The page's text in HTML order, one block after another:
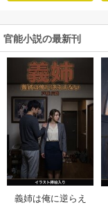
官能小説の最新刊
義姉は俺に逆らえ